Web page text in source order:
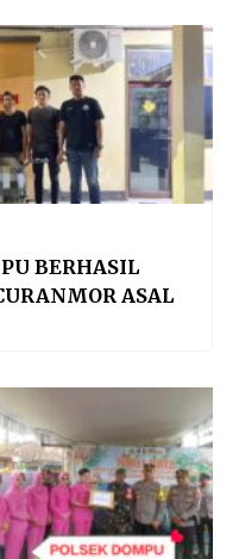
BERHASIL
ASAL